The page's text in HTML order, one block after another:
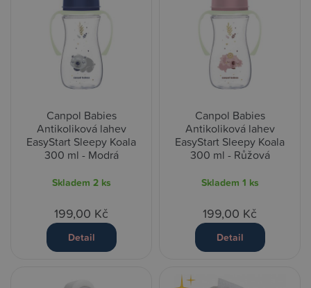
Canpol Babies
Antikoliková lahev
EasyStart Sleepy Koala
300 ml - Modrá
Skladem 2 ks
199,00 Kč
Detail
Canpol Babies
Antikoliková lahev
EasyStart Sleepy Koala
300 ml - Růžová
Skladem 1 ks
199,00 Kč
Detail